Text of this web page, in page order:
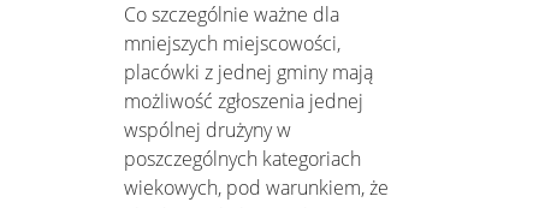
Co szczególnie ważne dla
mniejszych miejscowości,
placówki z jednej gminy mają
możliwość zgłoszenia jednej
wspólnej drużyny w
poszczególnych kategoriach
wiekowych, pod warunkiem, że